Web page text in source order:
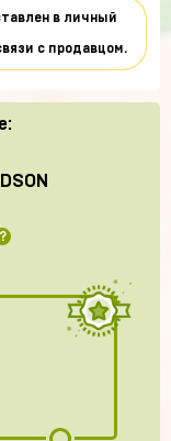
в личный
с продавцом.
?